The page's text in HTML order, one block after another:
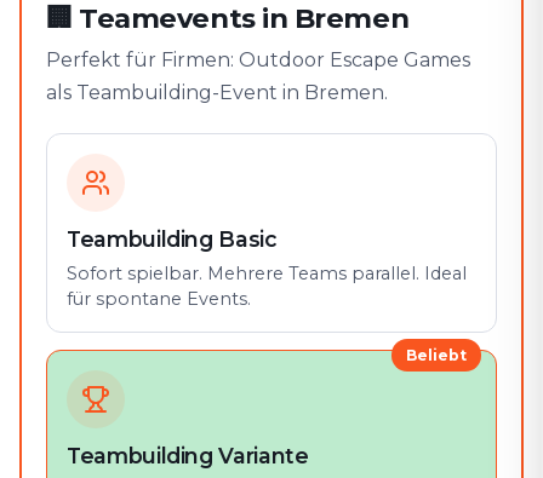
🏢 Teamevents in Bremen
Perfekt für Firmen: Outdoor Escape Games
als Teambuilding-Event in Bremen.
Teambuilding Basic
Sofort spielbar. Mehrere Teams parallel. Ideal
für spontane Events.
Beliebt
Teambuilding Variante